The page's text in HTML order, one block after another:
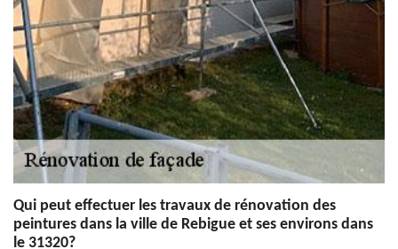
Qui peut effectuer les travaux de rénovation des
peintures dans la ville de Rebigue et ses environs dans
le 31320?